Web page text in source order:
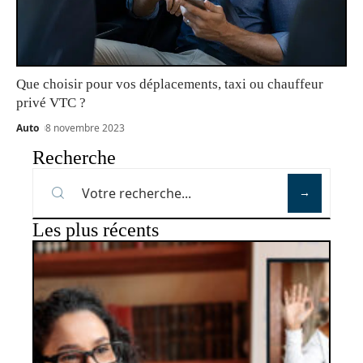
Que choisir pour vos déplacements, taxi ou chauffeur
privé VTC ?
Auto 8 novembre 2023
Recherche
Les plus récents